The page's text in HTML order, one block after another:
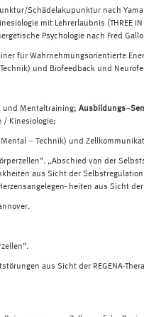
Schädelakupunktur nach
mit Lehrerlaubnis (THREE IN
Psychologie nach Fred
für Wahrnehmungsorientierte
und Biofeedback und
und Mentaltraining; Ausbildungs–
/ Kinesiologie;
– Technik) und
,,Abschied von der
aus Sicht der
heiten aus Sicht
aus Sicht der REGENA-